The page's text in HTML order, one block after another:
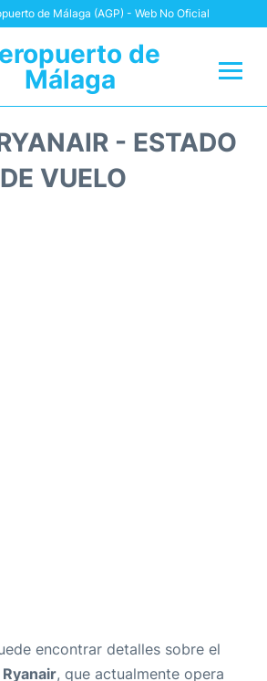
de Málaga (AGP) - Web No Oficial
de
Málaga
- ESTADO
DE VUELO
encontrar detalles sobre el
, que actualmente opera